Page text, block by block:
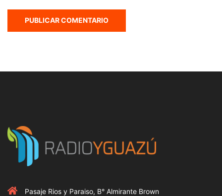
Pasaje Rios y Paraiso, B° Almirante Brown